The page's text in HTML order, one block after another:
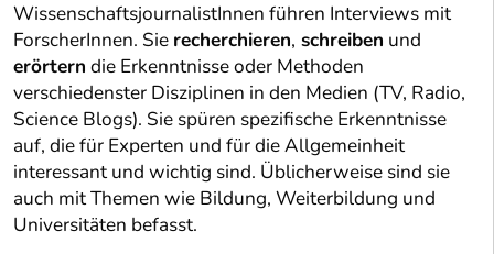
WissenschaftsjournalistInnen führen Interviews mit
ForscherInnen. Sie recherchieren, schreiben und
erörtern die Erkenntnisse oder Methoden
verschiedenster Disziplinen in den Medien (TV, Radio,
Science Blogs). Sie spüren spezifische Erkenntnisse
auf, die für Experten und für die Allgemeinheit
interessant und wichtig sind. Üblicherweise sind sie
auch mit Themen wie Bildung, Weiterbildung und
Universitäten befasst.